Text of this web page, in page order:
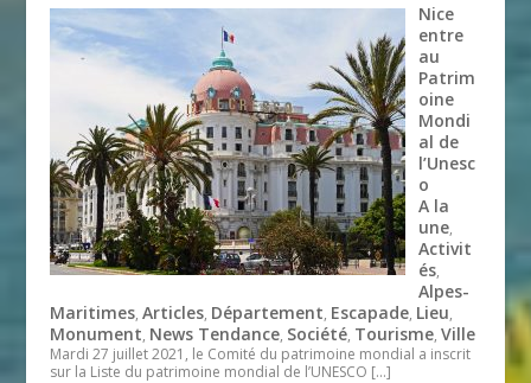
Nice
entre
au
Patrim
oine
Mondi
al de
l’Unesc
o
A la
une,
Activit
és,
Alpes-
Maritimes,Articles, Département, Escapade, Lieu,
Monument, News Tendance, Société, Tourisme,Ville
Mardi 27 juillet 2021, le Comité du patrimoine mondial a inscrit
sur la Liste du patrimoine mondial de l’UNESCO […]